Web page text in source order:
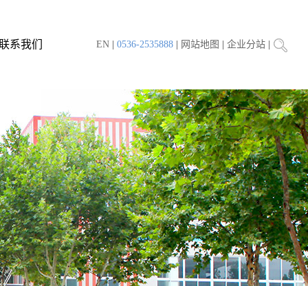
系我们 EN |0536-2535888 网站地图 |企业分站